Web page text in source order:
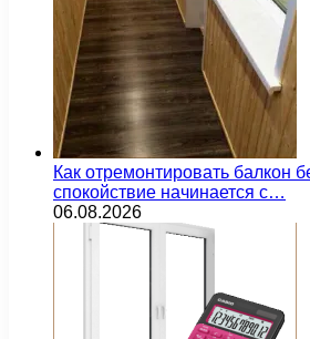
Как отремонтировать балкон
спокойствие начинается с…
06.08.2026